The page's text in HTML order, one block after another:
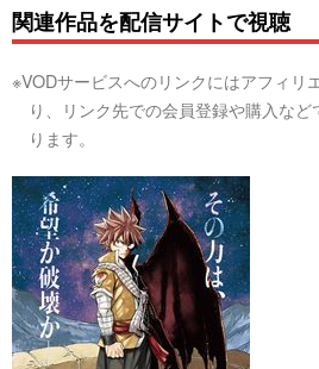
関連作品を配信サイトで視聴
※VODサービスへのリンクにはアフィリ
り、リンク先での会員登録や購入な
ります。